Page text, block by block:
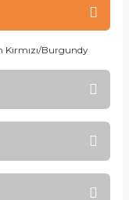
Kırmızı/Burgundy